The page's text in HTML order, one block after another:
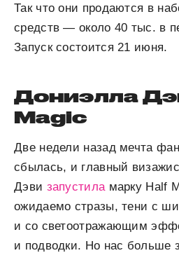
Так что они продаются в
средств — около 40 тыс. в
Запуск состоится 21 июня.
Дониэлла
Magic
Две недели назад мечта
сбылась, и главный
Дэви запустила марку Half
ожидаемо стразы, тени с
и со светоотражающим
и подводки. Но нас больше